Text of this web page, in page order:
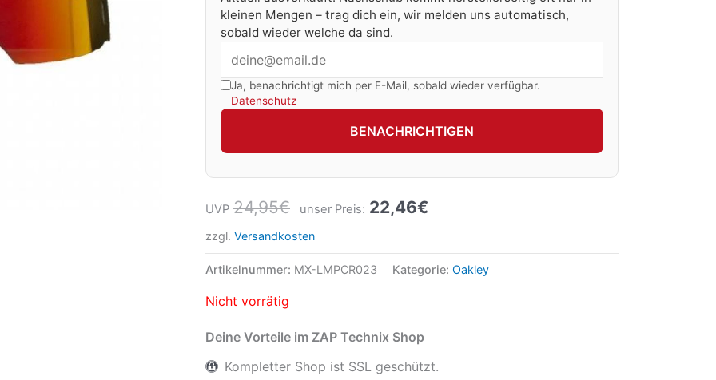
kleinen Mengen – trag dich ein, wir melden uns automatisch,
sobald wieder welche da sind.
Ja, benachrichtigt mich per E-Mail, sobald wieder verfügbar.
Datenschutz
BENACHRICHTIGEN
UVP 24,95€ unser Preis: 22,46€
zzgl. Versandkosten
Artikelnummer: MX-LMPCR023 Kategorie: Oakley
Nicht vorrätig
Deine Vorteile im ZAP Technix Shop
Kompletter Shop ist SSL geschützt.